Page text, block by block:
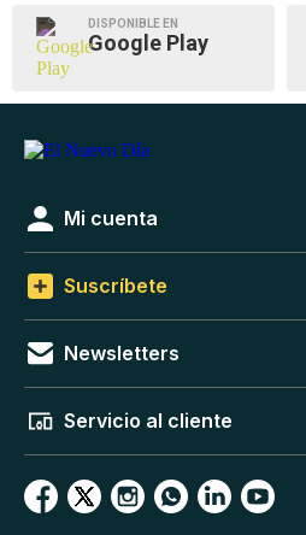
DISPONIBLE EN
Google Play
Mi cuenta
Suscríbete
Newsletters
Servicio al cliente